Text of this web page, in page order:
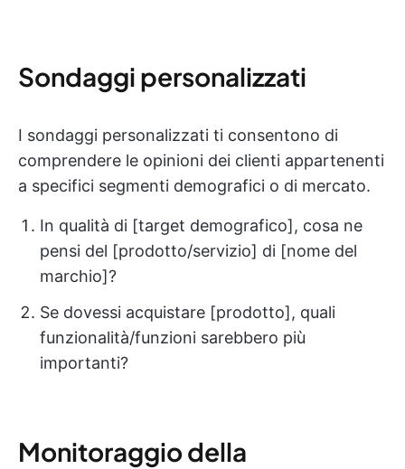
Sondaggi personalizzati
I sondaggi personalizzati ti consentono di
comprendere le opinioni dei clienti appartenenti
a specifici segmenti demografici o di mercato.
In qualità di [target demografico], cosa ne
pensi del [prodotto/servizio] di [nome del
marchio]?
Se dovessi acquistare [prodotto], quali
funzionalità/funzioni sarebbero più
importanti?
Monitoraggio della